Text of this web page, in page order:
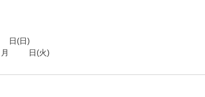
日(日)
13日(火)